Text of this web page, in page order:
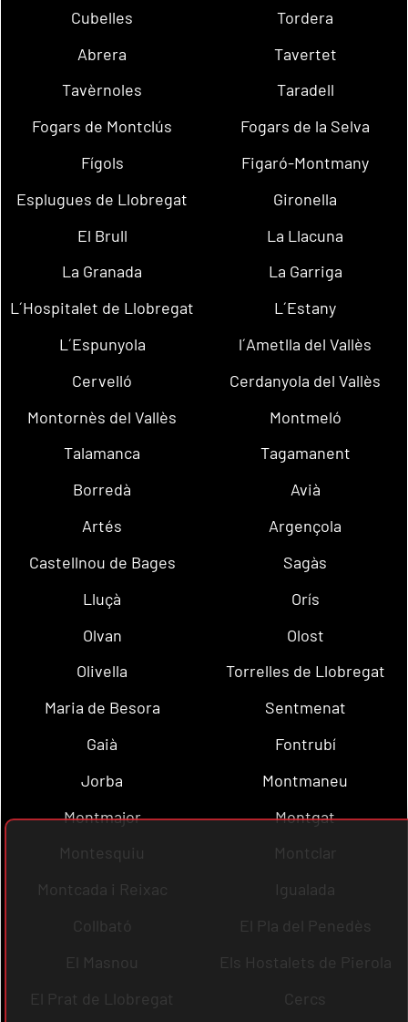
Cubelles
Tordera
Abrera
Tavertet
Tavèrnoles
Taradell
Fogars de Montclús
Fogars de la Selva
Fígols
Figaró-Montmany
Esplugues de Llobregat
Gironella
El Brull
La Llacuna
La Granada
La Garriga
L´Hospitalet de Llobregat
L´Estany
L´Espunyola
l´Ametlla del Vallès
Cervelló
Cerdanyola del Vallès
Montornès del Vallès
Montmeló
Talamanca
Tagamanent
Borredà
Avià
Artés
Argençola
Castellnou de Bages
Sagàs
Lluçà
Orís
Olvan
Olost
Olivella
Torrelles de Llobregat
Maria de Besora
Sentmenat
Gaià
Fontrubí
Jorba
Montmaneu
Montmajor
Montgat
Montesquiu
Montclar
Montcada i Reixac
Igualada
Collbató
El Pla del Penedès
El Masnou
Els Hostalets de Pierola
El Prat de Llobregat
Cercs